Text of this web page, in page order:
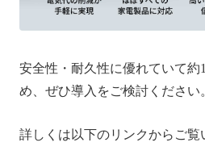
安全性・耐久性に優れていて約
め、ぜひ導入をご検討ください
詳しくは以下のリンクからご覧